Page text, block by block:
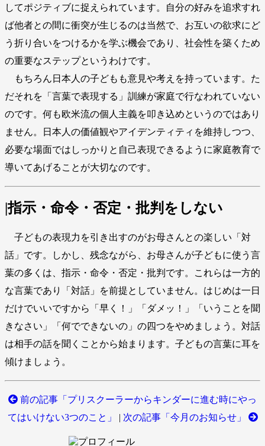
してポジティブに捉えられています。自分の好みを追求すれ
ば他者との間に衝突が生じるのは当然で、お互いの欲求にど
う折り合いをつけるかを学ぶ機会であり、社会性を築くため
の重要なステップというわけです。
もちろん日本人の子どもも意見や考えを持っています。た
だそれを「言葉で表現する」訓練が家庭で行なわれていない
のです。何も欧米流の個人主義を叩き込めというのではあり
ません。日本人の価値観やアイデンティティを維持しつつ、
必要な場面ではしっかりと自己表現できるように家庭教育で
導いてあげることが大切なのです。
|指示・命令・否定・批判をしない
子どもの表現力を引き出すのがお母さんとの楽しい「対
話」です。しかし、残念ながら、お母さんが子どもに使う言
葉の多くは、指示・命令・否定・批判です。これらは一方的
な言葉であり「対話」を前提としていません。はじめは一日
だけでいいですから「早く！」「ダメッ！」「いうことを聞
きなさい」「何でできないの」の四つをやめましょう。対話
は相手の話を聞くことから始まります。子どもの言葉に耳を
傾けましょう。
前の記事「プリスクーラーからキンダーに進む時にやっ
てはいけない3つのこと」
| 次の記事「今月のお知らせ」